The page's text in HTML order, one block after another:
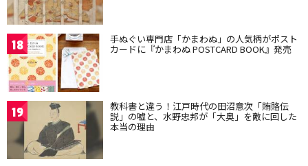
18 手ぬぐい専門店「かまわぬ」の人気柄がポスト
カードに『かまわぬ POSTCARD BOOK』発売
19 教科書と違う！江戸時代の田沼意次「賄賂伝
説」の嘘と、水野忠邦が「大奥」を敵に回した
本当の理由